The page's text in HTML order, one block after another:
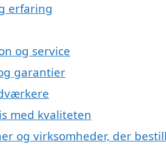
erfaring
og service
garantier
med kvaliteten
og virksomheder, der